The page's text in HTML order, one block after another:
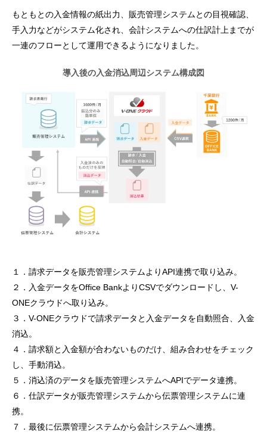
もともとの入金情報の紙出力、販売管理システムとの目視確認、
手入力などがシステム化され、会計システムへの仕訳計上までが
一連のフローとして運用できるようになりました。
導入後の入金消込周辺システム構成図
１．請求データを販売管理システムよりAPI連携で取り込み。
２．入金データをOffice BankよりCSVでダウンロードし、V-
ONEクラウドへ取り込み。
３．V-ONEクラウドで請求データと入金データを自動照合、入金
消込。
４．請求額と入金額が合わないものだけ、組み合わせをチェック
し、手動消込。
５．消込済のデータを販売管理システムへAPIでデータ連携。
６．仕訳データが販売管理システムから伝票管理システムに連
携。
７．最後に伝票管理システムから会計システムへ連携。